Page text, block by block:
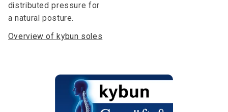
distributed pressure for
a natural posture.
Overview of kybun soles